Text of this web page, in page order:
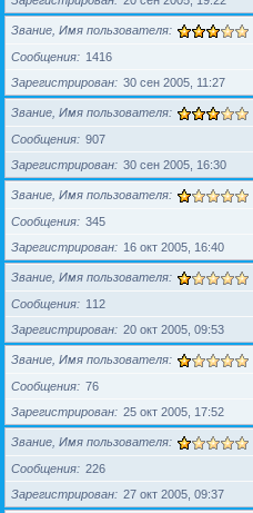
Звание, Имя пользователя
Сообщения
1416
Зарегистрирован
30 сен 2005, 11:27
Звание, Имя пользователя
Сообщения
907
Зарегистрирован
30 сен 2005, 16:30
Звание, Имя пользователя
Сообщения
345
Зарегистрирован
16 окт 2005, 16:40
Звание, Имя пользователя
Сообщения
112
Зарегистрирован
20 окт 2005, 09:53
Звание, Имя пользователя
Сообщения
76
Зарегистрирован
25 окт 2005, 17:52
Звание, Имя пользователя
Сообщения
226
Зарегистрирован
27 окт 2005, 09:37